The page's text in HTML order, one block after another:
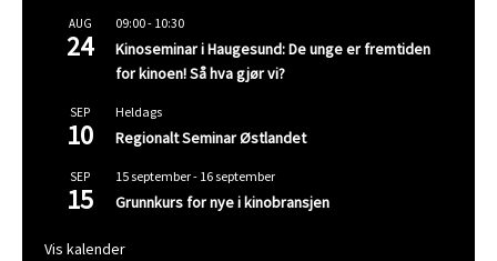
AUG
24
09:00- 10:30
Kinoseminar i Haugesund: De unge er fremtiden
for kinoen! Så hva gjør vi?
SEP
10
Heldags
Regionalt Seminar Østlandet
SEP
15
15 september- 16 september
Grunnkurs for nye i kinobransjen
Vis kalender